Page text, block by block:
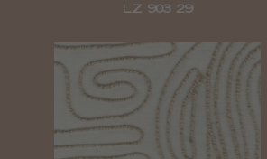
LZ 903 29